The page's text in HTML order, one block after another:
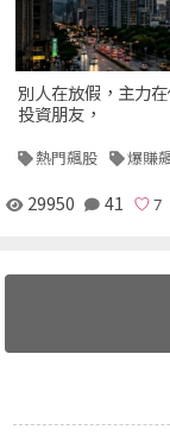
別人在放假，主力
投資朋友，
熱門飆股 爆賺
29950 41